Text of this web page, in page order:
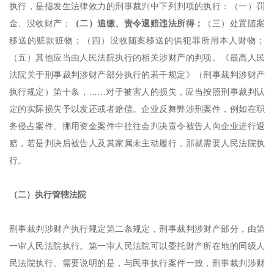
执行，是指发生法律效力的刑事裁判中下列判项的执行：（一）罚
金、没收财产；
（二）追缴、责令退赔违法所得；
（三）处置随案
移送的赃款赃物；（四）没收随案移送的供犯罪所用本人财物；
（五）其他应当由人民法院执行的相关涉财产的判项。《最高人民
法院关于刑事裁判涉财产部分执行的若干规定》（刑事裁判涉财产
执行规定）第十条，
……对于被害人的损失，应当按照刑事裁判认
定的实际损失予以发还或者赔偿。企业反舞弊涉刑案件，例如在职
务侵占案件、挪用资金案件中往往会判决责令被告人向企业进行退
赔，若是判决后被告人及其家属未主动履行，那就需要人民法院执
行。
（二）执行管辖法院
刑事裁判涉财产执行规定第二条规定，刑事裁判涉财产部分，由第
一审人民法院执行。第一审人民法院可以委托财产所在地的同级人
民法院执行。需要说明的是，与民事执行案件一致，刑事裁判涉财